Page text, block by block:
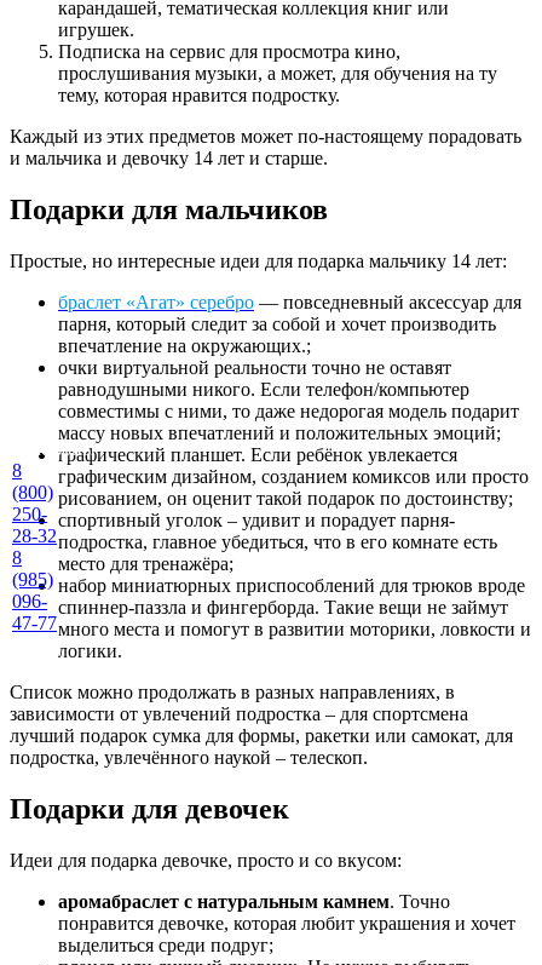
Телефоны
8
(800)
250-
28-32
8
(985)
096-
47-77
карандашей, тематическая коллекция книг или
игрушек.
Подписка на сервис для просмотра кино,
прослушивания музыки, а может, для обучения на ту
тему, которая нравится подростку.
Каждый из этих предметов может по-настоящему порадовать
и мальчика и девочку 14 лет и старше.
Подарки для мальчиков
Простые, но интересные идеи для подарка мальчику 14 лет:
браслет «Агат» серебро — повседневный аксессуар для
парня, который следит за собой и хочет производить
впечатление на окружающих.;
очки виртуальной реальности точно не оставят
равнодушными никого. Если телефон/компьютер
совместимы с ними, то даже недорогая модель подарит
массу новых впечатлений и положительных эмоций;
графический планшет. Если ребёнок увлекается
графическим дизайном, созданием комиксов или просто
рисованием, он оценит такой подарок по достоинству;
спортивный уголок – удивит и порадует парня-
подростка, главное убедиться, что в его комнате есть
место для тренажёра;
набор миниатюрных приспособлений для трюков вроде
спиннер-паззла и фингерборда. Такие вещи не займут
много места и помогут в развитии моторики, ловкости и
логики.
Список можно продолжать в разных направлениях, в
зависимости от увлечений подростка – для спортсмена
лучший подарок сумка для формы, ракетки или самокат, для
подростка, увлечённого наукой – телескоп.
Подарки для девочек
Идеи для подарка девочке, просто и со вкусом:
аромабраслет с натуральным камнем. Точно
понравится девочке, которая любит украшения и хочет
выделиться среди подруг;